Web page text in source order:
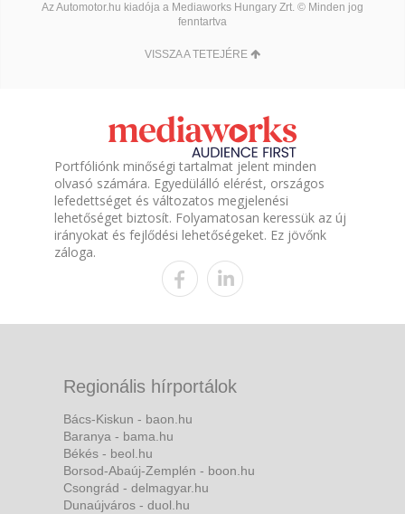
Az Automotor.hu kiadója a Mediaworks Hungary Zrt. © Minden jog
fenntartva
VISSZA A TETEJÉRE
Portfóliónk minőségi tartalmat jelent minden
olvasó számára. Egyedülálló elérést, országos
lefedettséget és változatos megjelenési
lehetőséget biztosít. Folyamatosan keressük az új
irányokat és fejlődési lehetőségeket. Ez jövőnk
záloga.
Regionális hírportálok
Bács-Kiskun - baon.hu
Baranya - bama.hu
Békés - beol.hu
Borsod-Abaúj-Zemplén - boon.hu
Csongrád - delmagyar.hu
Dunaújváros - duol.hu